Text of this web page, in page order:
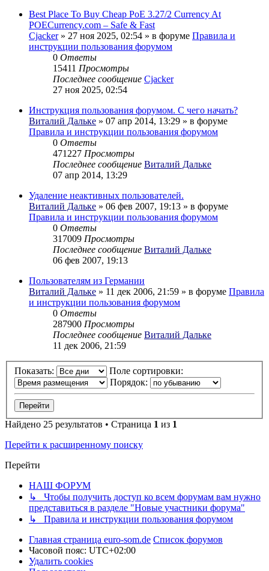
Best Place To Buy Cheap PoE 3.27/2 Currency At
POECurrency.com – Safe & Fast
Cjacker» 27 ноя 2025, 02:54 » в форуме Правила и
инструкции пользования форумом
0 Ответы
15411 Просмотры
Последнее сообщение Cjacker
27 ноя 2025, 02:54
Инструкция пользования форумом. С чего начать?
Виталий Дальке » 07 апр 2014, 13:29 » в форуме
Правила и инструкции пользования форумом
0 Ответы
471227 Просмотры
Последнее сообщение Виталий Дальке
07 апр 2014, 13:29
Удаление неактивных пользователей.
Виталий Дальке » 06 фев 2007, 19:13 » в форуме
Правила и инструкции пользования форумом
0 Ответы
317009 Просмотры
Последнее сообщение Виталий Дальке
06 фев 2007, 19:13
Пользователям из Германии
Виталий Дальке » 11 дек 2006, 21:59 » в форуме Правила
и инструкции пользования форумом
0 Ответы
287900 Просмотры
Последнее сообщение Виталий Дальке
11 дек 2006, 21:59
Показать:
Поле сортировки:
Порядок:
Найдено 25 результатов • Страница 1 из 1
Перейти к расширенному поиску
Перейти
НАШ ФОРУМ
↳ Чтобы получить доступ ко всем форумам вам нужно
представиться в разделе "Новые участники форума"
↳ Правила и инструкции пользования форумом
Главная страница euro-som.de Список форумов
Часовой пояс: UTC+02:00
Удалить cookies